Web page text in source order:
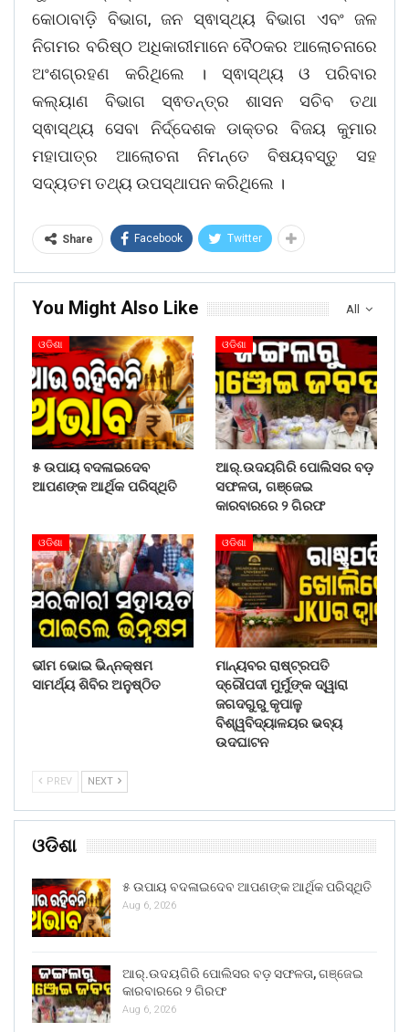
କୋଠାବାଡ଼ି ବିଭାଗ, ଜନ ସ୍ଵାସ୍ଥ୍ୟ ବିଭାଗ ଏବଂ ଜଳ
ନିଗମର ବରିଷ୍ଠ ଅଧିକାରୀମାନେ ବୈଠକର ଆଲୋଚନାରେ
ଅଂଶଗ୍ରହଣ କରିଥିଲେ । ସ୍ଵାସ୍ଥ୍ୟ ଓ ପରିବାର
କଲ୍ୟାଣ ବିଭାଗ ସ୍ଵତନ୍ତ୍ର ଶାସନ ସଚିବ ତଥା
ସ୍ଵାସ୍ଥ୍ୟ ସେବା ନିର୍ଦ୍ଦେଶକ ଡାକ୍ତର ବିଜୟ କୁମାର
ମହାପାତ୍ର ଆଲୋଚନା ନିମନ୍ତେ ବିଷୟବସ୍ତୁ ସହ
ସଦ୍ୟତମ ତଥ୍ୟ ଉପସ୍ଥାପନ କରିଥିଲେ ।
Share Facebook Twitter
All
You Might Also Like
ଓଡିଶା
୫ ଉପାୟ ବଦଳାଇଦେବ
ଆପଣଙ୍କ ଆର୍ଥିକ ପରିସ୍ଥିତି
ଓଡିଶା
ଆର୍.ଉଦୟଗିରି ପୋଲିସର ବଡ଼
ସଫଳତା, ଗଞ୍ଜେଇ
କାରବାରରେ ୨ ଗିରଫ
ଓଡିଶା
ଭୀମ ଭୋଇ ଭିନ୍ନକ୍ଷମ
ସାମର୍ଥ୍ୟ ଶିବିର ଅନୁଷ୍ଠିତ
ଓଡିଶା
ମାନ୍ୟବର ରାଷ୍ଟ୍ରପତି
ଦ୍ରୌପଦୀ ମୁର୍ମୁଙ୍କ ଦ୍ୱାରା
ଜଗଦଗୁରୁ କୃପାଳୁ
ବିଶ୍ୱବିଦ୍ୟାଳୟର ଭବ୍ୟ
ଉଦଘାଟନ
PREV NEXT
ଓଡିଶା
୫ ଉପାୟ ବଦଳାଇଦେବ ଆପଣଙ୍କ ଆର୍ଥିକ ପରିସ୍ଥିତି
Aug 6, 2026
ଆର୍.ଉଦୟଗିରି ପୋଲିସର ବଡ଼ ସଫଳତା, ଗଞ୍ଜେଇ
କାରବାରରେ ୨ ଗିରଫ
Aug 6, 2026